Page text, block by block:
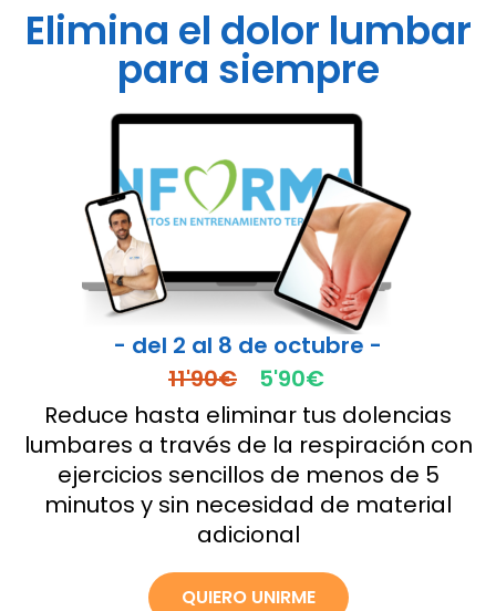
Elimina el dolor lumbar
para siempre
- del 2 al 8 de octubre -
11'90€
5'90€
Reduce hasta eliminar tus dolencias
lumbares a través de la respiración con
ejercicios sencillos de menos de 5
minutos y sin necesidad de material
adicional
QUIERO UNIRME